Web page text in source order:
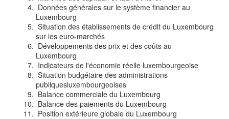
Données générales sur le système financier au
Luxembourg
Situation des établissements de crédit du Luxembourg
sur les euro-marchés
Développements des prix et des coûts au
Luxembourg
Indicateurs de l'économie réelle luxembourgeoise
Situation budgétaire des administrations
publiquesluxembourgeoises
Balance commerciale du Luxembourg
Balance des paiements du Luxembourg
Position extérieure globale du Luxembourg